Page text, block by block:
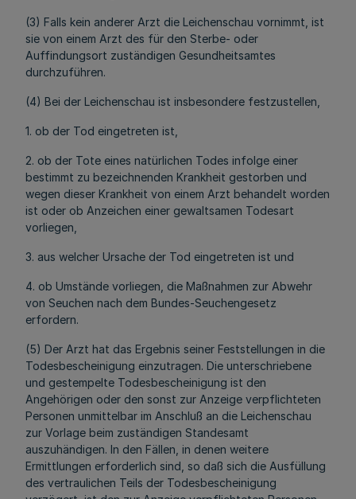
(3) Falls kein anderer Arzt die Leichenschau vornimmt, ist
sie von einem Arzt des für den Sterbe- oder
Auffindungsort zuständigen Gesundheitsamtes
durchzuführen.
(4) Bei der Leichenschau ist insbesondere festzustellen,
1. ob der Tod eingetreten ist,
2. ob der Tote eines natürlichen Todes infolge einer
bestimmt zu bezeichnenden Krankheit gestorben und
wegen dieser Krankheit von einem Arzt behandelt worden
ist oder ob Anzeichen einer gewaltsamen Todesart
vorliegen,
3. aus welcher Ursache der Tod eingetreten ist und
4. ob Umstände vorliegen, die Maßnahmen zur Abwehr
von Seuchen nach dem Bundes-Seuchengesetz
erfordern.
(5) Der Arzt hat das Ergebnis seiner Feststellungen in die
Todesbescheinigung einzutragen. Die unterschriebene
und gestempelte Todesbescheinigung ist den
Angehörigen oder den sonst zur Anzeige verpflichteten
Personen unmittelbar im Anschluß an die Leichenschau
zur Vorlage beim zuständigen Standesamt
auszuhändigen. In den Fällen, in denen weitere
Ermittlungen erforderlich sind, so daß sich die Ausfüllung
des vertraulichen Teils der Todesbescheinigung